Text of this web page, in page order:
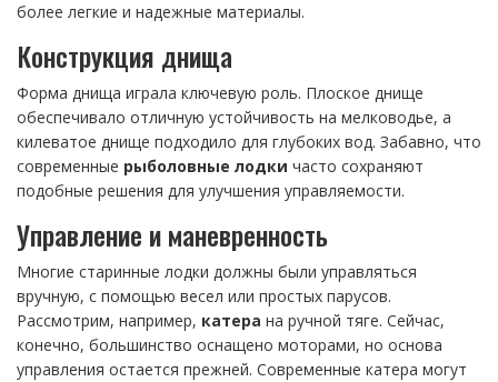
более легкие и надежные материалы.
Конструкция днища
Форма днища играла ключевую роль. Плоское днище
обеспечивало отличную устойчивость на мелководье, а
килеватое днище подходило для глубоких вод. Забавно, что
современные рыболовные лодки часто сохраняют
подобные решения для улучшения управляемости.
Управление и маневренность
Многие старинные лодки должны были управляться
вручную, с помощью весел или простых парусов.
Рассмотрим, например, катера на ручной тяге. Сейчас,
конечно, большинство оснащено моторами, но основа
управления остается прежней. Современные катера могут